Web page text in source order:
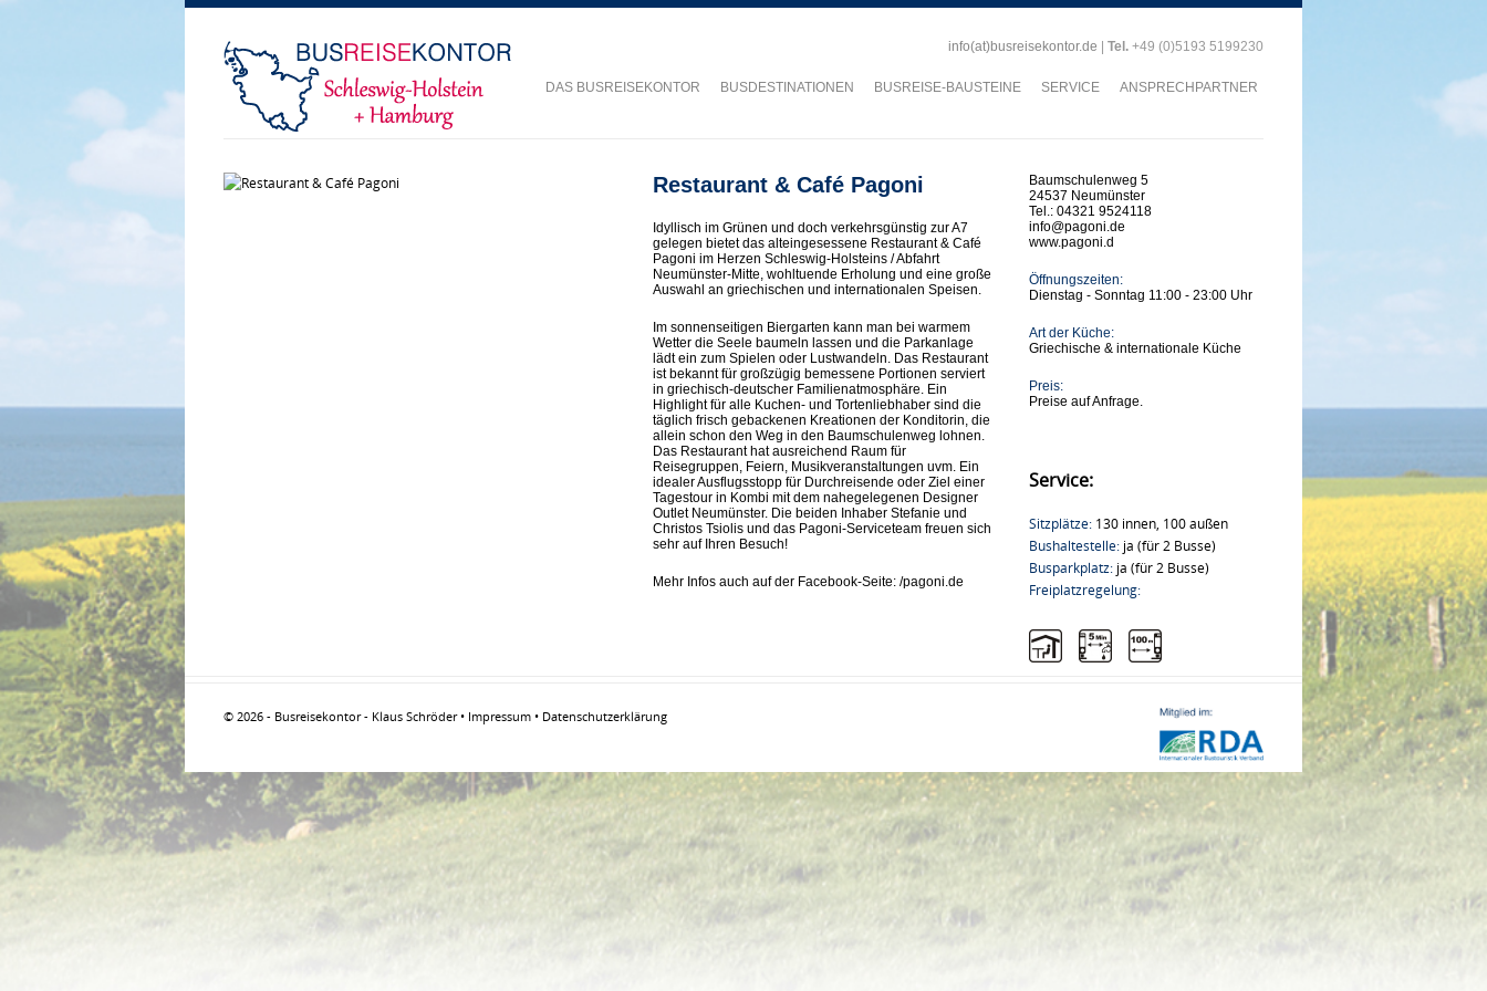
info(at)busreisekontor.de Tel. +49 (0)5193 5199230
DAS BUSREISEKONTOR BUSDESTINATIONEN BUSREISE-BAUSTEINE SERVICE ANSPRECHPARTNER
Restaurant & Café Pagoni
Idyllisch im Grünen und doch verkehrsgünstig zur A7
gelegen bietet das alteingesessene Restaurant & Café
Pagoni im Herzen Schleswig-Holsteins / Abfahrt
Neumünster-Mitte, wohltuende Erholung und eine große
Auswahl an griechischen und internationalen Speisen.
Im sonnenseitigen Biergarten kann man bei warmem
Wetter die Seele baumeln lassen und die Parkanlage
lädt ein zum Spielen oder Lustwandeln. Das Restaurant
ist bekannt für großzügig bemessene Portionen serviert
in griechisch-deutscher Familienatmosphäre. Ein
Highlight für alle Kuchen- und Tortenliebhaber sind die
täglich frisch gebackenen Kreationen der Konditorin, die
allein schon den Weg in den Baumschulenweg lohnen.
Das Restaurant hat ausreichend Raum für
Reisegruppen, Feiern, Musikveranstaltungen uvm. Ein
idealer Ausflugsstopp für Durchreisende oder Ziel einer
Tagestour in Kombi mit dem nahegelegenen Designer
Outlet Neumünster. Die beiden Inhaber Stefanie und
Christos Tsiolis und das Pagoni-Serviceteam freuen sich
sehr auf Ihren Besuch!
Mehr Infos auch auf der Facebook-Seite: /pagoni.de
Baumschulenweg 5
24537 Neumünster
Tel.: 04321 9524118
info@pagoni.de
www.pagoni.d
Öffnungszeiten:
Dienstag - Sonntag 11:00 - 23:00 Uhr
Art der Küche:
Griechische & internationale Küche
Preis:
Preise auf Anfrage.
Service:
Sitzplätze:130 innen, 100 außen
Bushaltestelle: ja (für 2 Busse)
Busparkplatz: ja (für 2 Busse)
Freiplatzregelung:
© 2026 - Busreisekontor - Klaus Schröder • Impressum • Datenschutzerklärung